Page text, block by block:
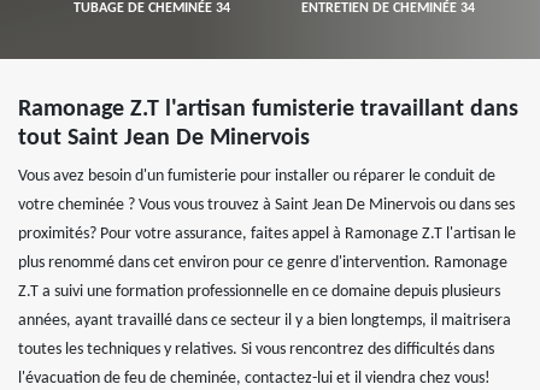
TUBAGE DE CHEMINÉE 34 ENTRETIEN DE CHEMINÉE 34
Ramonage Z.T l'artisan fumisterie travaillant dans
tout Saint Jean De Minervois
Vous avez besoin d'un fumisterie pour installer ou réparer le conduit de
votre cheminée ? Vous vous trouvez à Saint Jean De Minervois ou dans ses
proximités? Pour votre assurance, faites appel à Ramonage Z.T l'artisan le
plus renommé dans cet environ pour ce genre d'intervention. Ramonage
Z.T a suivi une formation professionnelle en ce domaine depuis plusieurs
années, ayant travaillé dans ce secteur il y a bien longtemps, il maitrisera
toutes les techniques y relatives. Si vous rencontrez des difficultés dans
l'évacuation de feu de cheminée, contactez-lui et il viendra chez vous!